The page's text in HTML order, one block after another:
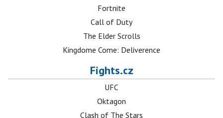
Fortnite
Call of Duty
The Elder Scrolls
Kingdome Come: Deliverence
Fights.cz
UFC
Oktagon
Clash of The Stars